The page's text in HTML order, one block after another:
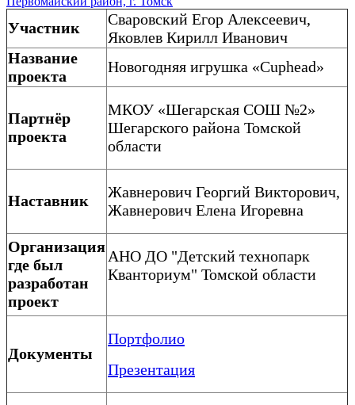
Участник
Сваровский Егор Алексеевич,
Яковлев Кирилл Иванович
Название
проекта
Новогодняя игрушка «Cuphead»
Партнёр
проекта
МКОУ «Шегарская СОШ №2»
Шегарского района Томской
области
Наставник
Жавнерович Георгий Викторович,
Жавнерович Елена Игоревна
Организация
где был
разработан
проект
АНО ДО "Детский технопарк
Кванториум" Томской области
Документы
Портфолио
Презентация